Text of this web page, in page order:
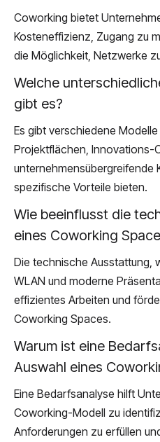
Coworking bietet
Kosteneffizienz, Zugang zu
die Möglichkeit, Netzwerke
Welche
gibt es?
Es gibt verschiedene
Projektflächen, Innovations-
unternehmensübergreifende
spezifische Vorteile bieten.
Wie beeinflusst die
eines Coworking
Die technische Ausstattung,
WLAN und moderne
effizientes Arbeiten und
Coworking Spaces.
Warum ist eine
Auswahl eines
Eine Bedarfsanalyse hilft
Coworking-Modell zu
Anforderungen zu erfüllen